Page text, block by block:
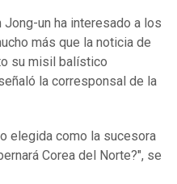
un ha interesado a los
más que la noticia de
su misil balístico
la corresponsal de la
elegida como la sucesora
Corea del Norte?", se